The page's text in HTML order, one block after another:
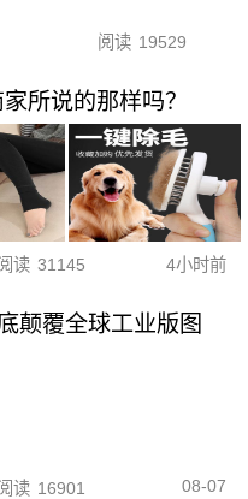
阅读 19529
所说的那样吗？
读 31145 4小时前
颠覆全球工业版图
读 16901 08-07